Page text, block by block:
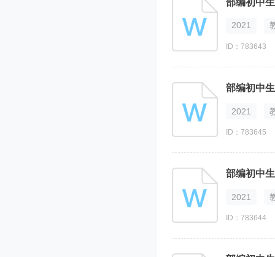
2021
ID：783643
部编初中
2021
ID：783645
部编初中
2021
ID：783644